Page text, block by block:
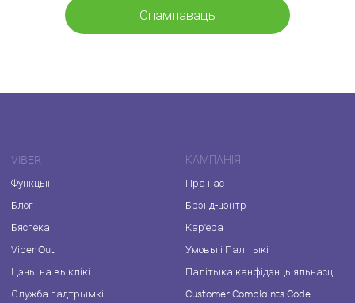
Спампаваць
VIBER
Функцыі
Блог
Бяспека
Viber Out
Цэны на выклікі
Служба падтрымкі
КАМПАНІЯ
Пра нас
Брэнд-цэнтр
Кар'ера
Умовы і Палітыкі
Палітыка канфідэнцыяльнасці
Customer Complaints Code